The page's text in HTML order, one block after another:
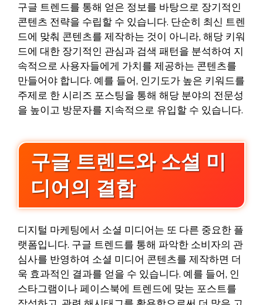
구글 트렌드를 통해 얻은 정보를 바탕으로 장기적인
콘텐츠 전략을 수립할 수 있습니다. 단순히 최신 트렌
드에 맞춰 콘텐츠를 제작하는 것이 아니라, 해당 키워
드에 대한 장기적인 관심과 검색 패턴을 분석하여 지
속적으로 사용자들에게 가치를 제공하는 콘텐츠를
만들어야 합니다. 예를 들어, 인기도가 높은 키워드를
주제로 한 시리즈 포스팅을 통해 해당 분야의 전문성
을 높이고 방문자를 지속적으로 유입할 수 있습니다.
구글 트렌드와 소셜 미
디어의 결합
디지털 마케팅에서 소셜 미디어는 또 다른 중요한 플
랫폼입니다. 구글 트렌드를 통해 파악한 소비자의 관
심사를 반영하여 소셜 미디어 콘텐츠를 제작하면 더
욱 효과적인 결과를 얻을 수 있습니다. 예를 들어, 인
스타그램이나 페이스북에 트렌드에 맞는 포스트를